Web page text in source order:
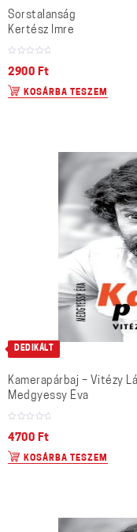
Sorstalanság
Kertész Imre
2900 Ft
KOSÁRBA TESZEM
DEDIKÁLT
Kamerapárbaj – Vitézy
Medgyessy Éva
4700 Ft
KOSÁRBA TESZEM